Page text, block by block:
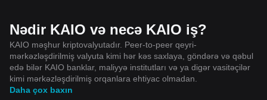
Nədir KAIO və necə KAIO iş?
KAIO məşhur kriptovalyutadır. Peer-to-peer qeyri-
mərkəzləşdirilmiş valyuta kimi hər kəs saxlaya, göndərə və qəbul
edə bilər KAIO banklar, maliyyə institutları və ya digər vasitəçilər
kimi mərkəzləşdirilmiş orqanlara ehtiyac olmadan.
Daha çox baxın